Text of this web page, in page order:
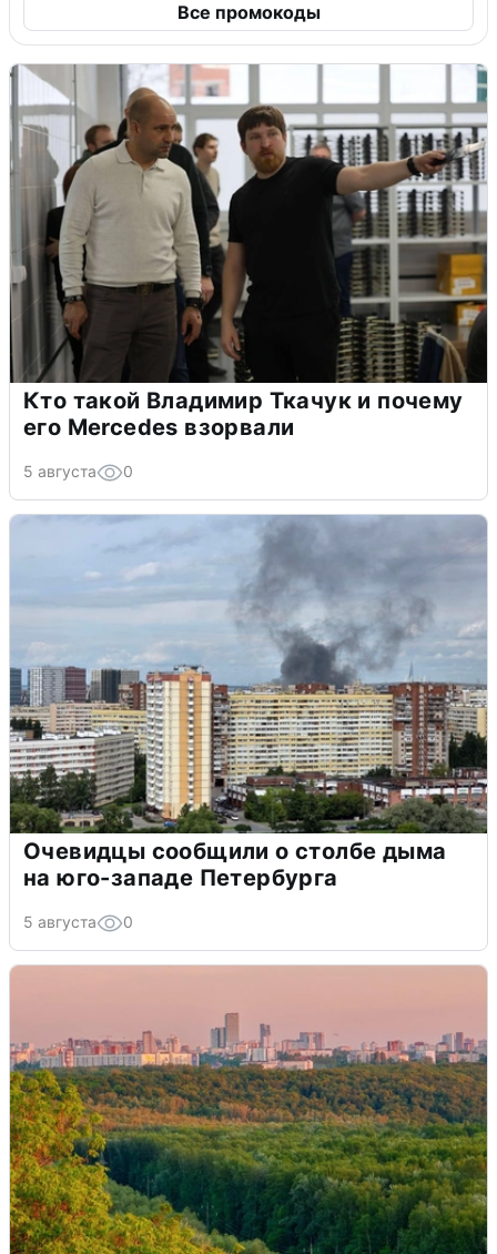
Все промокоды
Кто такой Владимир Ткачук и почему
его Mercedes взорвали
5 августа 0
Очевидцы сообщили о столбе дыма
на юго-западе Петербурга
5 августа 0